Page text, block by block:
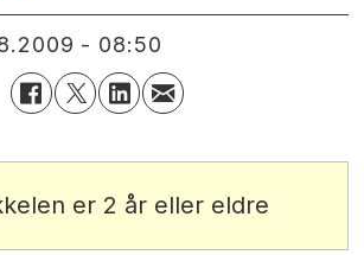
- 08:50
er 2 år eller eldre